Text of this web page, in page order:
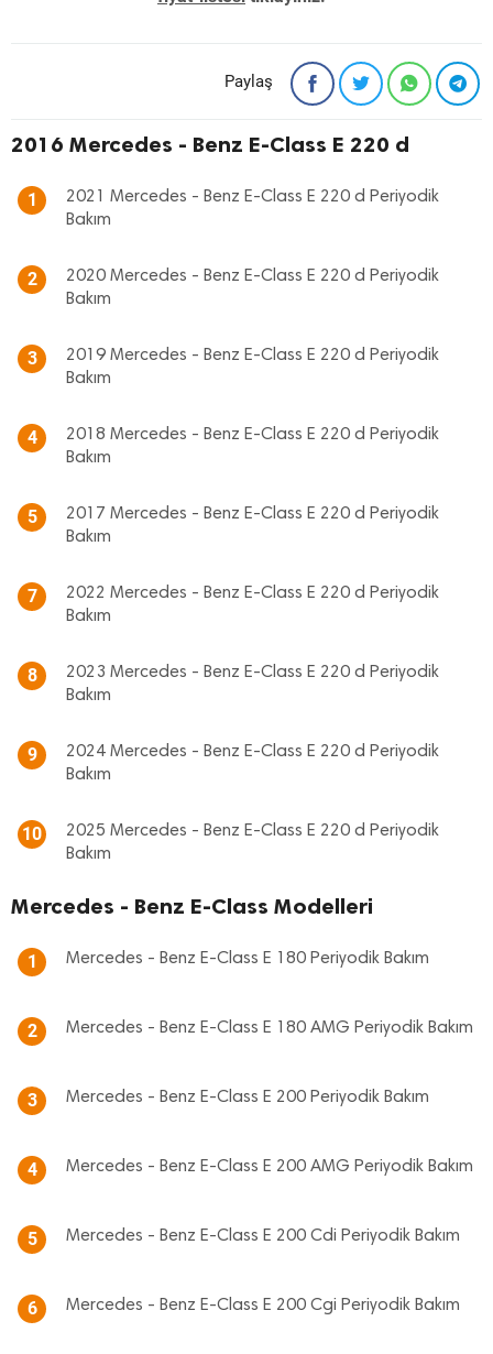
Paylaş
2016 Mercedes - Benz E-Class E 220 d
1
2021 Mercedes - Benz E-Class E 220 d Periyodik
Bakım
2
2020 Mercedes - Benz E-Class E 220 d Periyodik
Bakım
3
2019 Mercedes - Benz E-Class E 220 d Periyodik
Bakım
4
2018 Mercedes - Benz E-Class E 220 d Periyodik
Bakım
5
2017 Mercedes - Benz E-Class E 220 d Periyodik
Bakım
7
2022 Mercedes - Benz E-Class E 220 d Periyodik
Bakım
8
2023 Mercedes - Benz E-Class E 220 d Periyodik
Bakım
9
2024 Mercedes - Benz E-Class E 220 d Periyodik
Bakım
10
2025 Mercedes - Benz E-Class E 220 d Periyodik
Bakım
Mercedes - Benz E-Class Modelleri
1 Mercedes - Benz E-Class E 180 Periyodik Bakım
2 Mercedes - Benz E-Class E 180 AMG Periyodik Bakım
3 Mercedes - Benz E-Class E 200 Periyodik Bakım
4 Mercedes - Benz E-Class E 200 AMG Periyodik Bakım
5 Mercedes - Benz E-Class E 200 Cdi Periyodik Bakım
6 Mercedes - Benz E-Class E 200 Cgi Periyodik Bakım